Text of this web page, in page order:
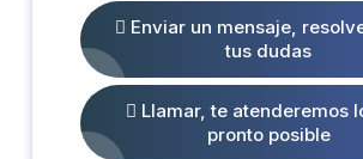
Enviar un mensaje,
tus dudas
Llamar, te atenderemos
pronto posible